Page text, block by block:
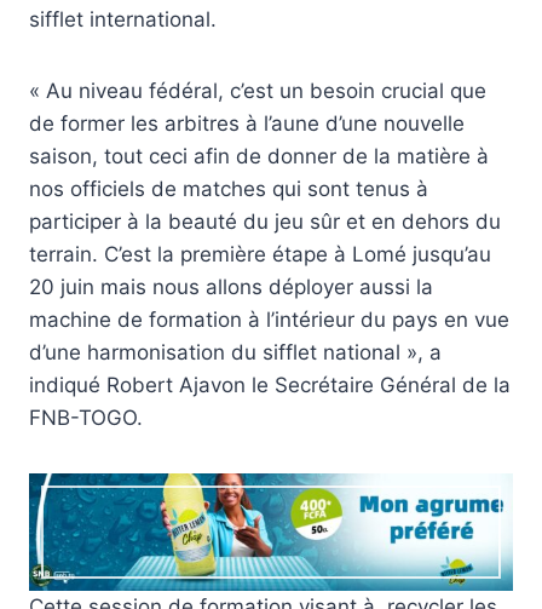
sifflet international.
« Au niveau fédéral, c’est un besoin crucial que
de former les arbitres à l’aune d’une nouvelle
saison, tout ceci afin de donner de la matière à
nos officiels de matches qui sont tenus à
participer à la beauté du jeu sûr et en dehors du
terrain. C’est la première étape à Lomé jusqu’au
20 juin mais nous allons déployer aussi la
machine de formation à l’intérieur du pays en vue
d’une harmonisation du sifflet national », a
indiqué Robert Ajavon le Secrétaire Général de la
FNB-TOGO.